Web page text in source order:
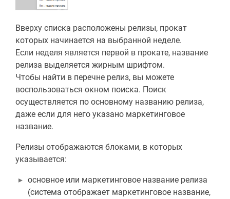
Вверху списка расположены релизы, прокат
которых начинается на выбранной неделе.
Если неделя является первой в прокате, название
релиза выделяется жирным шрифтом.
Чтобы найти в перечне релиз, вы можете
воспользоваться окном поиска. Поиск
осуществляется по основному названию релиза,
даже если для него указано маркетинговое
название.
Релизы отображаются блоками, в которых
указывается:
основное или маркетинговое название релиза
(система отображает маркетинговое название,